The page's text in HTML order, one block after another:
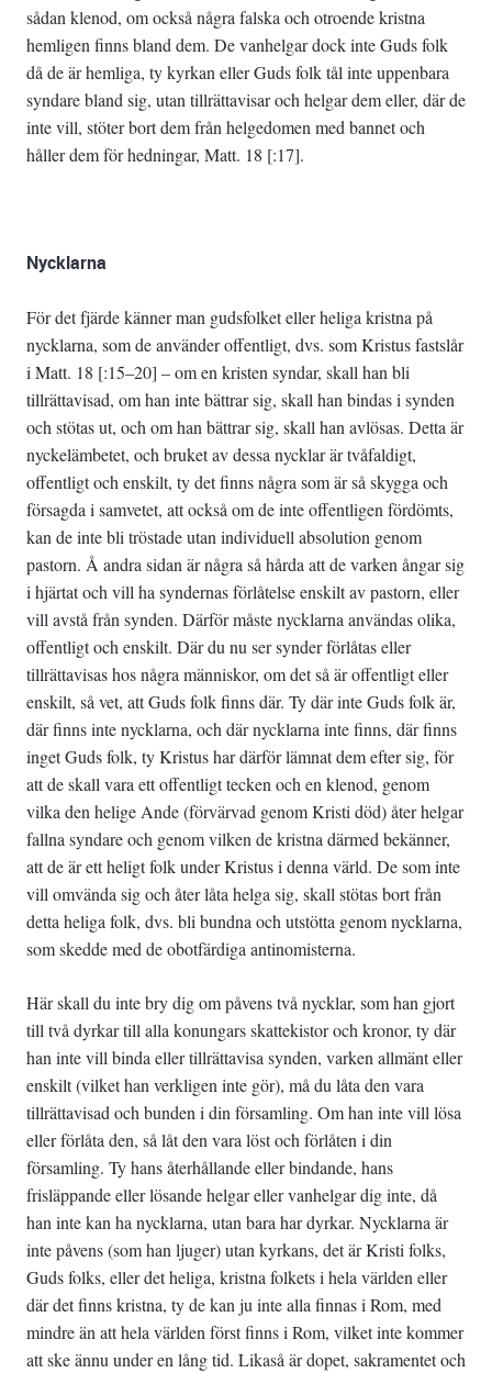
sådan klenod, om också några falska och otroende kristna
hemligen finns bland dem. De vanhelgar dock inte Guds folk
då de är hemliga, ty kyrkan eller Guds folk tål inte uppenbara
syndare bland sig, utan tillrättavisar och helgar dem eller, där de
inte vill, stöter bort dem från helgedomen med bannet och
håller dem för hedningar, Matt. 18 [:17].
Nycklarna
För det fjärde känner man gudsfolket eller heliga kristna på
nycklarna, som de använder offentligt, dvs. som Kristus fastslår
i Matt. 18 [:15–20] – om en kristen syndar, skall han bli
tillrättavisad, om han inte bättrar sig, skall han bindas i synden
och stötas ut, och om han bättrar sig, skall han avlösas. Detta är
nyckelämbetet, och bruket av dessa nycklar är tvåfaldigt,
offentligt och enskilt, ty det finns några som är så skygga och
försagda i samvetet, att också om de inte offentligen fördömts,
kan de inte bli tröstade utan individuell absolution genom
pastorn. Å andra sidan är några så hårda att de varken ångar sig
i hjärtat och vill ha syndernas förlåtelse enskilt av pastorn, eller
vill avstå från synden. Därför måste nycklarna användas olika,
offentligt och enskilt. Där du nu ser synder förlåtas eller
tillrättavisas hos några människor, om det så är offentligt eller
enskilt, så vet, att Guds folk finns där. Ty där inte Guds folk är,
där finns inte nycklarna, och där nycklarna inte finns, där finns
inget Guds folk, ty Kristus har därför lämnat dem efter sig, för
att de skall vara ett offentligt tecken och en klenod, genom
vilka den helige Ande (förvärvad genom Kristi död) åter helgar
fallna syndare och genom vilken de kristna därmed bekänner,
att de är ett heligt folk under Kristus i denna värld. De som inte
vill omvända sig och åter låta helga sig, skall stötas bort från
detta heliga folk, dvs. bli bundna och utstötta genom nycklarna,
som skedde med de obotfärdiga antinomisterna.
Här skall du inte bry dig om påvens två nycklar, som han gjort
till två dyrkar till alla konungars skattekistor och kronor, ty där
han inte vill binda eller tillrättavisa synden, varken allmänt eller
enskilt (vilket han verkligen inte gör), må du låta den vara
tillrättavisad och bunden i din församling. Om han inte vill lösa
eller förlåta den, så låt den vara löst och förlåten i din
församling. Ty hans återhållande eller bindande, hans
frisläppande eller lösande helgar eller vanhelgar dig inte, då
han inte kan ha nycklarna, utan bara har dyrkar. Nycklarna är
inte påvens (som han ljuger) utan kyrkans, det är Kristi folks,
Guds folks, eller det heliga, kristna folkets i hela världen eller
där det finns kristna, ty de kan ju inte alla finnas i Rom, med
mindre än att hela världen först finns i Rom, vilket inte kommer
att ske ännu under en lång tid. Likaså är dopet, sakramentet och